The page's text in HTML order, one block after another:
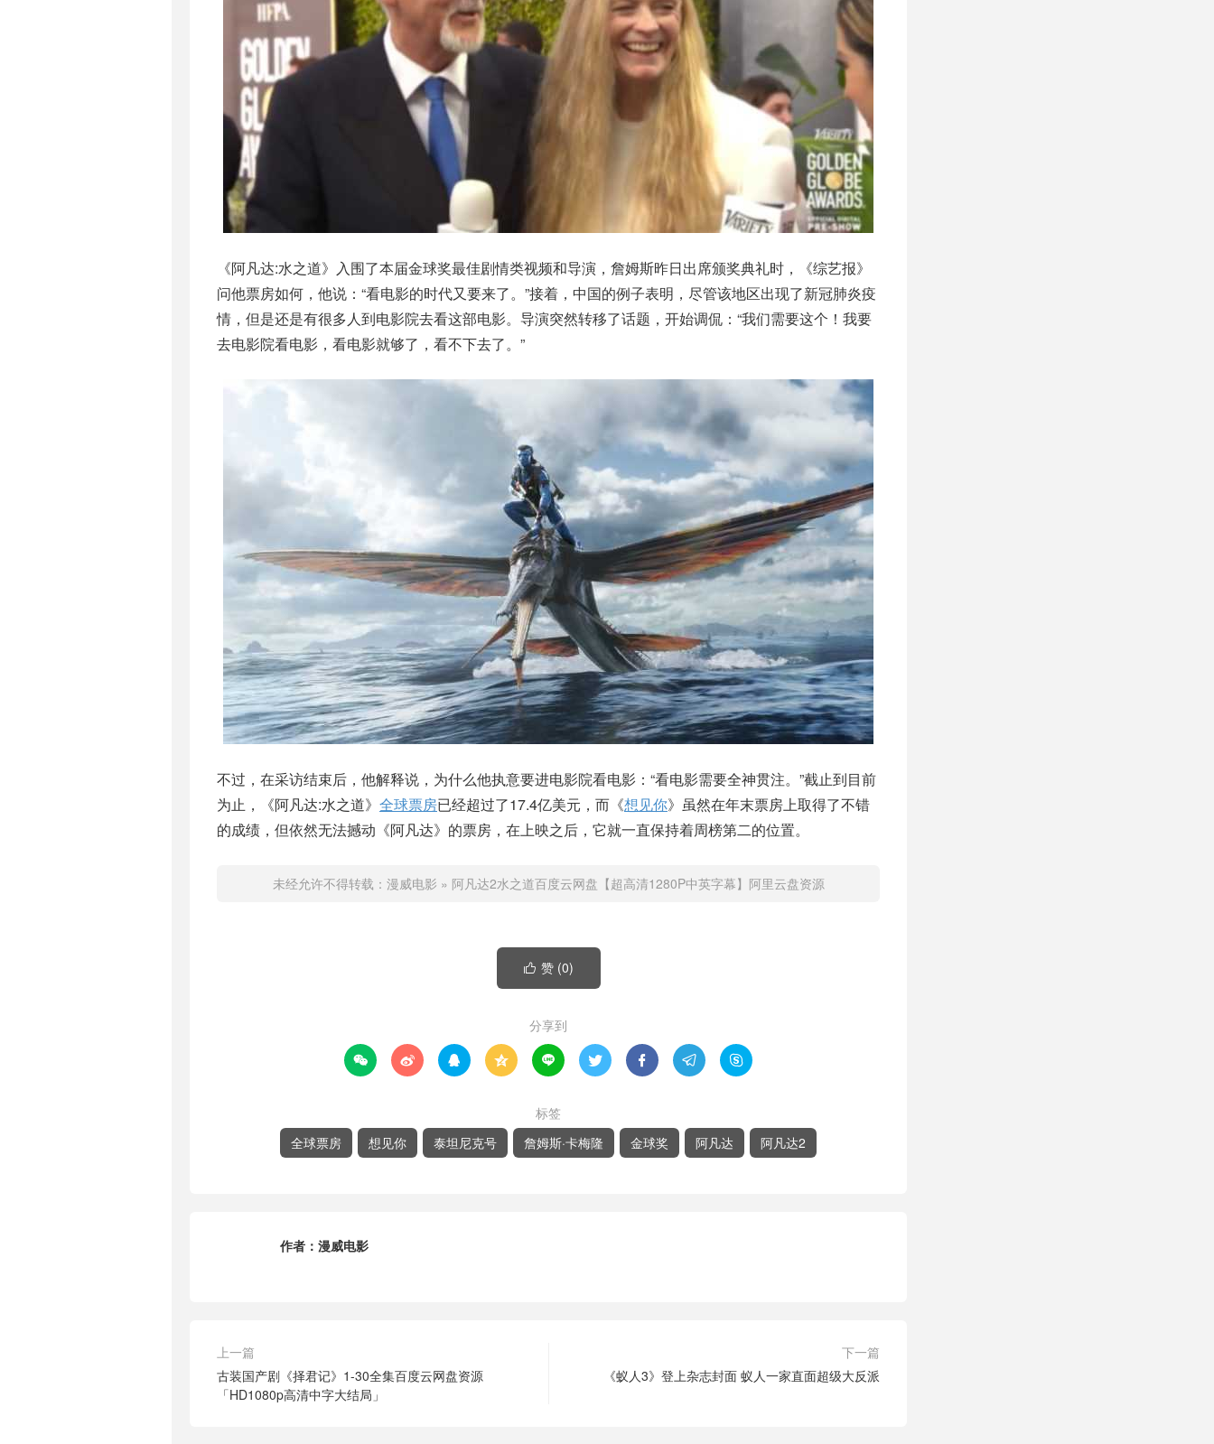
《阿凡达:水之道》入围了本届金球奖最佳剧情类视频和导演，詹姆斯昨日出席颁奖典礼时，《综艺报》
问他票房如何，他说：“看电影的时代又要来了。”接着，中国的例子表明，尽管该地区出现了新冠肺炎疫
情，但是还是有很多人到电影院去看这部电影。导演突然转移了话题，开始调侃：“我们需要这个！我要
去电影院看电影，看电影就够了，看不下去了。”
不过，在采访结束后，他解释说，为什么他执意要进电影院看电影：“看电影需要全神贯注。”截止到目前
为止，《阿凡达:水之道》 全球票房已经超过了17.4亿美元，而《想见你》虽然在年末票房上取得了不错
的成绩，但依然无法撼动《阿凡达》的票房，在上映之后，它就一直保持着周榜第二的位置。
未经允许不得转载： 漫威电影 » 阿凡达2水之道百度云网盘【超高清1280P中英字幕】阿里云盘资源
 赞 (0)
分享到
        
标签
全球票房
想见你 泰坦尼克号 詹姆斯·卡梅隆 金球奖 阿凡达 阿凡达2
作者： 漫威电影
上一篇
古装国产剧《择君记》1-30全集百度云网盘资源
「HD1080p高清中字大结局」
下一篇
《蚁人3》登上杂志封面 蚁人一家直面超级大反派